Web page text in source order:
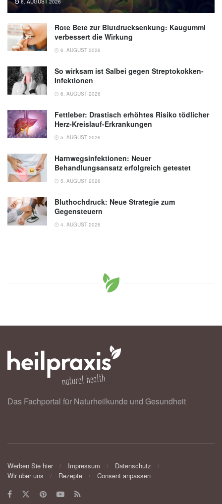
Rote Bete zur Blutdrucksenkung: Kaugummi
verbessert die Wirkung
6. AUGUST 2026
So wirksam ist Salbei gegen Streptokokken-
Infektionen
6. AUGUST 2026
Fettleber: Drastisch erhöhtes Risiko tödlicher
Herz-Kreislauf-Erkrankungen
5. AUGUST 2026
Harnwegsinfektionen: Neuer
Behandlungsansatz erfolgreich getestet
5. AUGUST 2026
Bluthochdruck: Neue Strategie zum
Gegensteuern
4. AUGUST 2026
Das Fachportal für Naturheilkunde und Gesundheit
Werben Sie hier Impressum
Datenschutz
Wir über uns
Rezepte Consent anpassen